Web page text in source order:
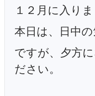
１２月に入り
本日は、日中
ですが、夕方
ださい。